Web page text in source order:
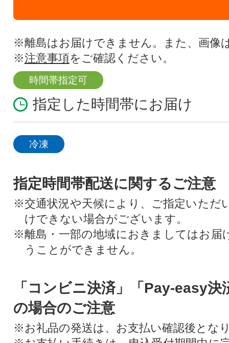
※離島はお届けできません。また、画像
※注意事項をご確認ください。
時間帯指定可
指定した時間帯にお届け
冷凍
指定時間帯配送に関するご注意
※交通状況や天候により、ご指定いただ
けできない場合がございます。
※離島・一部の地域におきましてはお届
うことができません。
「コンビニ決済」「Pay-easy決
の場合のご注意
※お礼品の発送は、お支払い確認後とな